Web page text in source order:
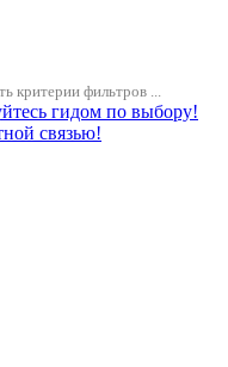
критерии фильтров ...
гидом по выбору!
связью!